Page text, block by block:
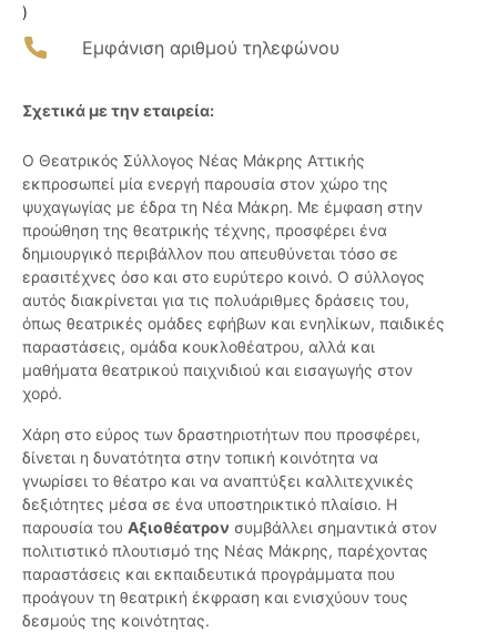
)
Εμφάνιση αριθμού τηλεφώνου
Σχετικά με την εταιρεία:
Ο Θεατρικός Σύλλογος Νέας Μάκρης Αττικής
εκπροσωπεί μία ενεργή παρουσία στον χώρο της
ψυχαγωγίας με έδρα τη Νέα Μάκρη. Με έμφαση στην
προώθηση της θεατρικής τέχνης, προσφέρει ένα
δημιουργικό περιβάλλον που απευθύνεται τόσο σε
ερασιτέχνες όσο και στο ευρύτερο κοινό. Ο σύλλογος
αυτός διακρίνεται για τις πολυάριθμες δράσεις του,
όπως θεατρικές ομάδες εφήβων και ενηλίκων, παιδικές
παραστάσεις, ομάδα κουκλοθέατρου, αλλά και
μαθήματα θεατρικού παιχνιδιού και εισαγωγής στον
χορό.
Χάρη στο εύρος των δραστηριοτήτων που προσφέρει,
δίνεται η δυνατότητα στην τοπική κοινότητα να
γνωρίσει το θέατρο και να αναπτύξει καλλιτεχνικές
δεξιότητες μέσα σε ένα υποστηρικτικό πλαίσιο. Η
παρουσία του Αξιοθέατρον συμβάλλει σημαντικά στον
πολιτιστικό πλουτισμό της Νέας Μάκρης, παρέχοντας
παραστάσεις και εκπαιδευτικά προγράμματα που
προάγουν τη θεατρική έκφραση και ενισχύουν τους
δεσμούς της κοινότητας.